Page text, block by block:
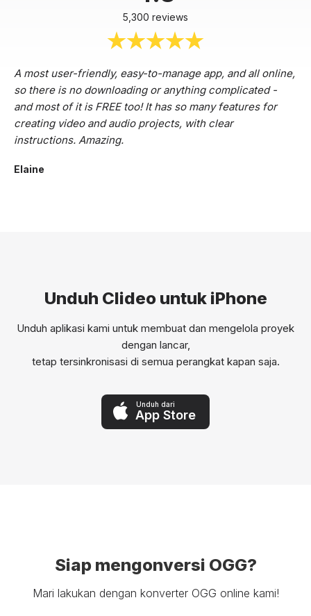
5,300 reviews
A most user-friendly, easy-to-manage app, and all online,
so there is no downloading or anything complicated -
and most of it is FREE too! It has so many features for
creating video and audio projects, with clear
instructions. Amazing.
Elaine
Unduh Clideo untuk iPhone
Unduh aplikasi kami untuk membuat dan mengelola proyek
dengan lancar,
tetap tersinkronisasi di semua perangkat kapan saja.
Unduh dari
App Store
Siap mengonversi OGG?
Mari lakukan dengan konverter OGG online kami!